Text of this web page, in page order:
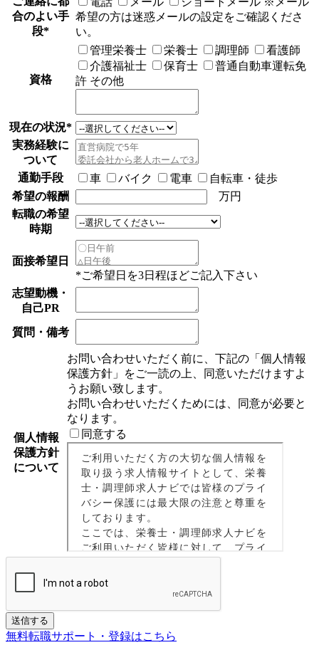
合のよい手
段*
希望の方は迷惑メールの設定をご確認くださ
い。
資格
管理栄養士 栄養士 調理師
看護師
介護福祉士
保育士
普通自動車運転免
許 その他
現在の状況*
実務経験に
ついて
通勤手段
車 バイク 電車
自転車・徒歩
希望の報酬
万円
転職の希望
時期
面接希望日
*ご希望日を3日程ほどご記入下さい
志望動機・
自己PR
質問・備考
個人情報
保護方針
について
お問い合わせいただく前に、下記の「個人情報
保護方針」をご一読の上、同意いただけますよ
うお願い致します。
お問い合わせいただくためには、同意が必要と
なります。
同意する
If
you
are
送信する
無料転職サポート・登録はこちら